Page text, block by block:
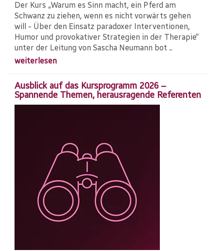
Der Kurs „Warum es Sinn macht, ein Pferd am
Schwanz zu ziehen, wenn es nicht vorwärts gehen
will - Über den Einsatz paradoxer Interventionen,
Humor und provokativer Strategien in der Therapie“
unter der Leitung von Sascha Neumann bot ...
weiterlesen
Ausblick auf das Kursprogramm 2026 –
Spannende Themen, herausragende Referenten